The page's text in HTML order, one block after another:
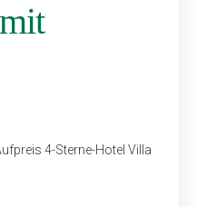
4-Sterne-Hotel Villa